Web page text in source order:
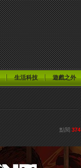
生活科技 遊戲之外
點閱 374